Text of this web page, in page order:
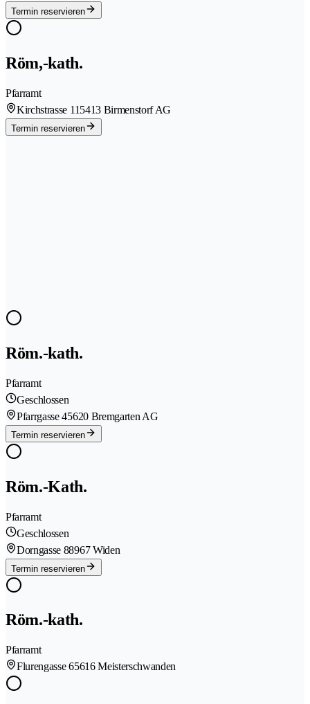
Termin reservieren
Röm,-kath.
Pfarramt
Kirchstrasse 115413 Birmenstorf AG
Termin reservieren
Röm.-kath.
Pfarramt
Geschlossen
Pfarrgasse 45620 Bremgarten AG
Termin reservieren
Röm.-Kath.
Pfarramt
Geschlossen
Dorngasse 88967 Widen
Termin reservieren
Röm.-kath.
Pfarramt
Flurengasse 65616 Meisterschwanden